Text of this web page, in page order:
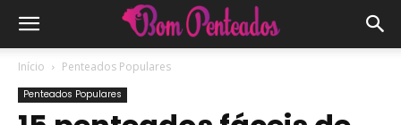
Início Penteados Populares
Penteados Populares